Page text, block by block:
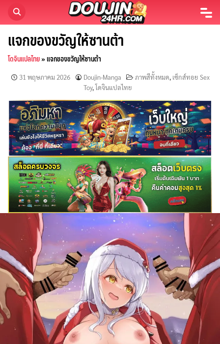
แจกของขวัญให้ซานต้า
โดจินแปลไทย»แจกของขวัญให้ซานต้า
31 พฤษภาคม 2026 Doujin-Manga ภาพสีทั้งหมด, เซ็กส์ทอย Sex
Toy,โดจินแปลไทย